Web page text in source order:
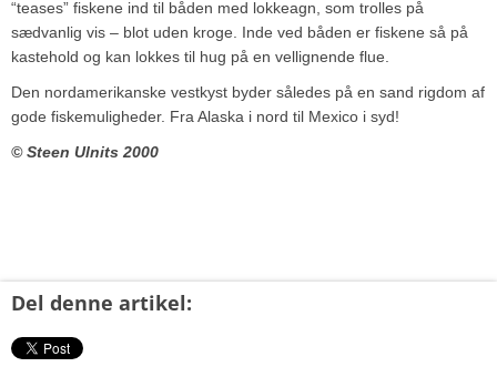
“teases” fiskene ind til båden med lokkeagn, som trolles på
sædvanlig vis – blot uden kroge. Inde ved båden er fiskene så på
kastehold og kan lokkes til hug på en vellignende flue.
Den nordamerikanske vestkyst byder således på en sand rigdom af
gode fiskemuligheder. Fra Alaska i nord til Mexico i syd!
© Steen Ulnits 2000
Del denne artikel: